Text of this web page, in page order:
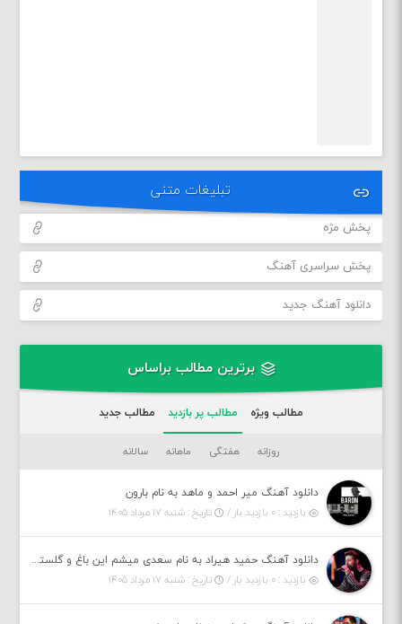
تبلیغات متنی
پخش مژه
پخش سراسری آهنگ
دانلود آهنگ جدید
برترین مطالب براساس
مطالب ویژه مطالب پر بازدید مطالب جدید
روزانه هفتگی ماهانه سالانه
دانلود آهنگ میر احمد و ماهد به نام بارون
بازدید : ۰ بازدید بار /
تاریخ : شنبه ۱۷ مرداد ۱۴۰۵
دانلود آهنگ حمید هیراد به نام سعدی میشم این باغ و گلستون کنی واسم خیام زمانه ام به تو پرت حواسم
بازدید : ۰ بازدید بار /
تاریخ : شنبه ۱۷ مرداد ۱۴۰۵